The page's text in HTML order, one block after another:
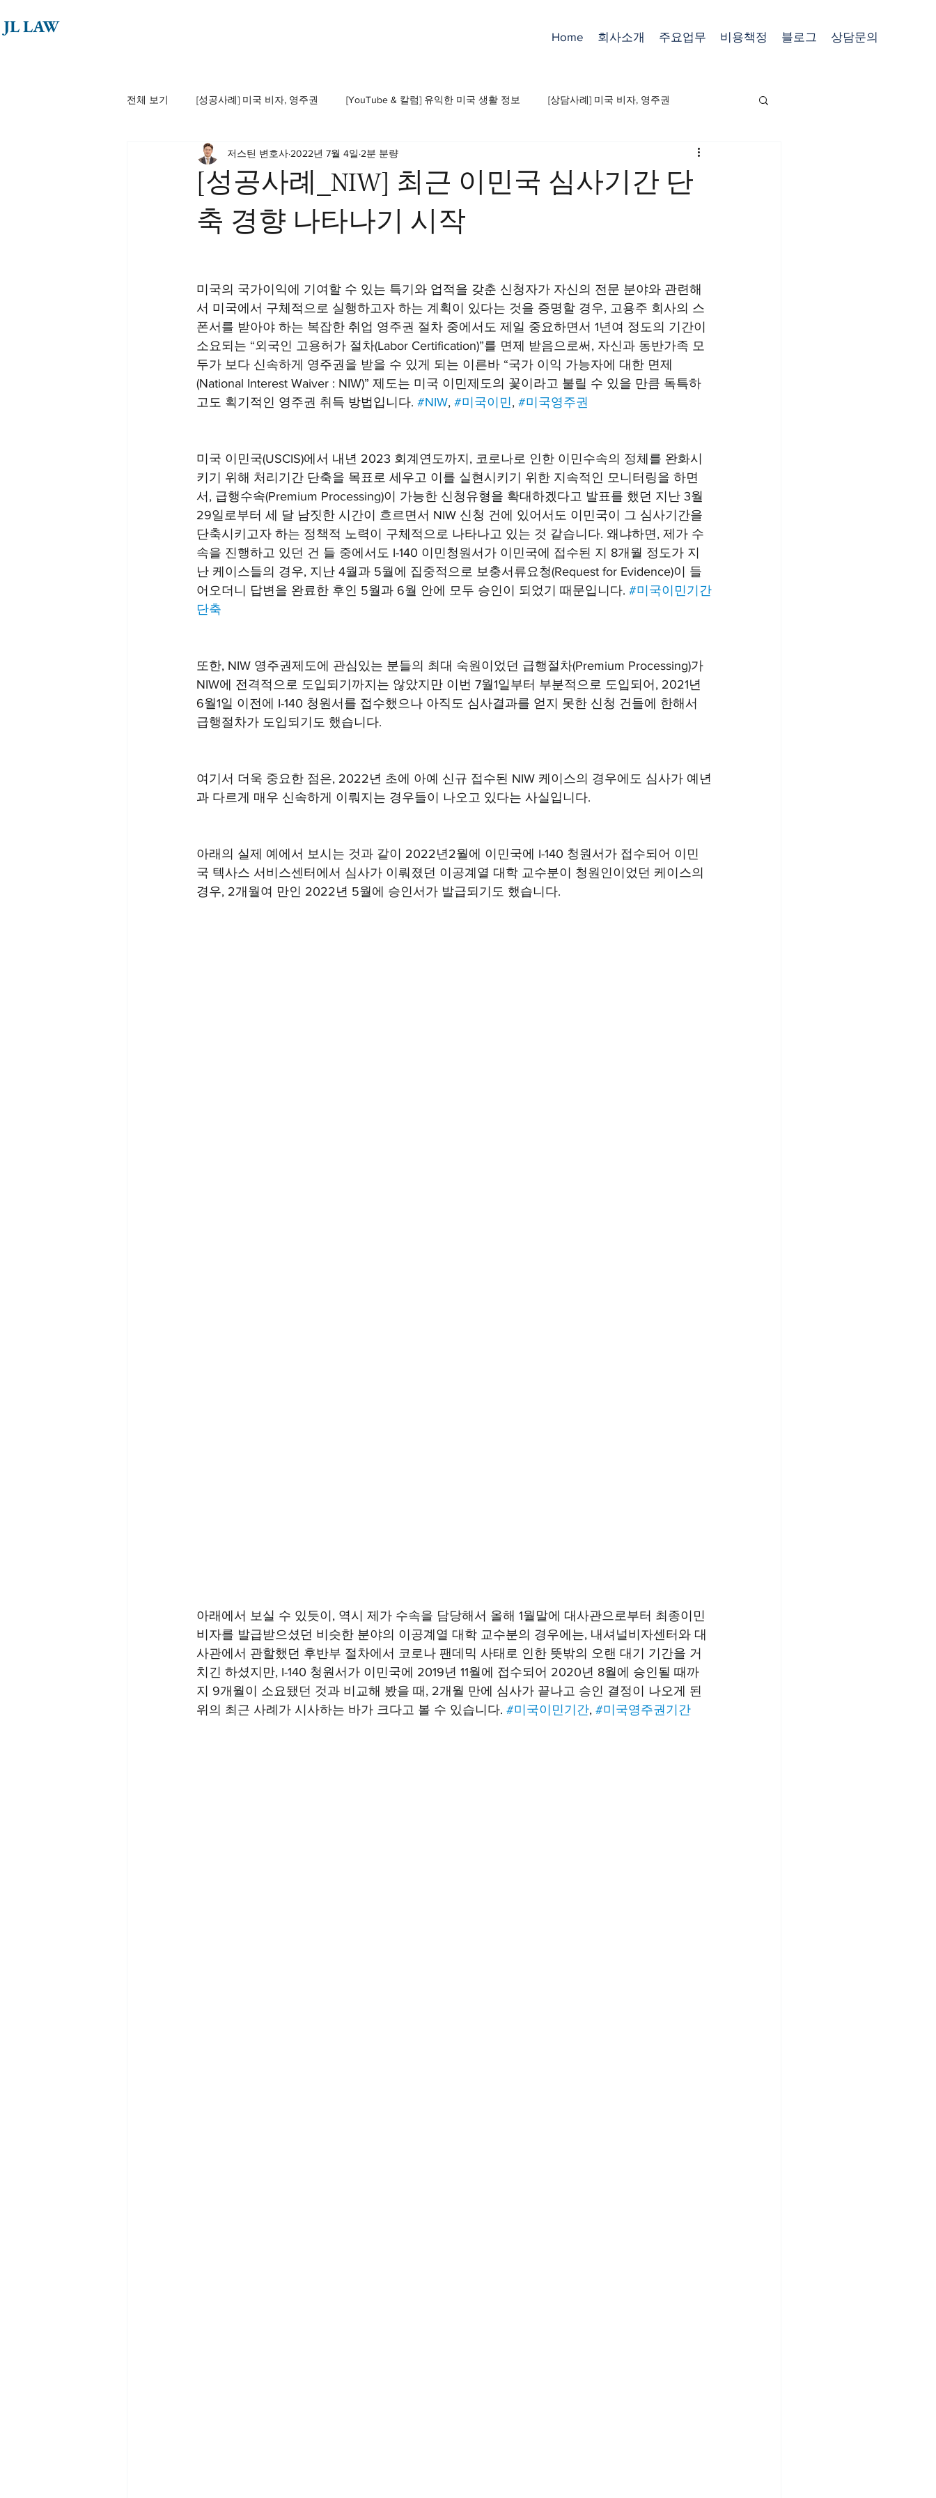
Home 회사소개 주요업무 비용책정 블로그 상담문의
JL LAW
전체 보기 [성공사례] 미국 비자, 영주권 [YouTube & 칼럼] 유익한 미국 생활 정보 [상담사례] 미국 비자, 영주권
[성공사례_NIW] 최근 이민국 심사기간 단
축 경향 나타나기 시작
저스틴 변호사 2022년 7월 4일 2분 분량
미국의 국가이익에 기여할 수 있는 특기와 업적을 갖춘 신청자가 자신의 전문 분야와 관련해
서 미국에서 구체적으로 실행하고자 하는 계획이 있다는 것을 증명할 경우, 고용주 회사의 스
폰서를 받아야 하는 복잡한 취업 영주권 절차 중에서도 제일 중요하면서 1년여 정도의 기간이
소요되는 “외국인 고용허가 절차(Labor Certification)”를 면제 받음으로써, 자신과 동반가족 모
두가 보다 신속하게 영주권을 받을 수 있게 되는 이른바 “국가 이익 가능자에 대한 면제
(National Interest Waiver : NIW)” 제도는 미국 이민제도의 꽃이라고 불릴 수 있을 만큼 독특하
고도 획기적인 영주권 취득 방법입니다. #NIW, #미국이민, #미국영주권
미국 이민국(USCIS)에서 내년 2023 회계연도까지, 코로나로 인한 이민수속의 정체를 완화시
키기 위해 처리기간 단축을 목표로 세우고 이를 실현시키기 위한 지속적인 모니터링을 하면
서, 급행수속(Premium Processing)이 가능한 신청유형을 확대하겠다고 발표를 했던 지난 3월
29일로부터 세 달 남짓한 시간이 흐르면서 NIW 신청 건에 있어서도 이민국이 그 심사기간을
단축시키고자 하는 정책적 노력이 구체적으로 나타나고 있는 것 같습니다. 왜냐하면, 제가 수
속을 진행하고 있던 건 들 중에서도 I-140 이민청원서가 이민국에 접수된 지 8개월 정도가 지
난 케이스들의 경우, 지난 4월과 5월에 집중적으로 보충서류요청(Request for Evidence)이 들
어오더니 답변을 완료한 후인 5월과 6월 안에 모두 승인이 되었기 때문입니다. #미국이민기간
단축
또한, NIW 영주권제도에 관심있는 분들의 최대 숙원이었던 급행절차(Premium Processing)가
NIW에 전격적으로 도입되기까지는 않았지만 이번 7월1일부터 부분적으로 도입되어, 2021년
6월1일 이전에 I-140 청원서를 접수했으나 아직도 심사결과를 얻지 못한 신청 건들에 한해서
급행절차가 도입되기도 했습니다.
여기서 더욱 중요한 점은, 2022년 초에 아예 신규 접수된 NIW 케이스의 경우에도 심사가 예년
과 다르게 매우 신속하게 이뤄지는 경우들이 나오고 있다는 사실입니다.
아래의 실제 예에서 보시는 것과 같이 2022년2월에 이민국에 I-140 청원서가 접수되어 이민
국 텍사스 서비스센터에서 심사가 이뤄졌던 이공계열 대학 교수분이 청원인이었던 케이스의
경우, 2개월여 만인 2022년 5월에 승인서가 발급되기도 했습니다.
아래에서 보실 수 있듯이, 역시 제가 수속을 담당해서 올해 1월말에 대사관으로부터 최종이민
비자를 발급받으셨던 비슷한 분야의 이공계열 대학 교수분의 경우에는, 내셔널비자센터와 대
사관에서 관할했던 후반부 절차에서 코로나 팬데믹 사태로 인한 뜻밖의 오랜 대기 기간을 거
치긴 하셨지만, I-140 청원서가 이민국에 2019년 11월에 접수되어 2020년 8월에 승인될 때까
지 9개월이 소요됐던 것과 비교해 봤을 때, 2개월 만에 심사가 끝나고 승인 결정이 나오게 된
위의 최근 사례가 시사하는 바가 크다고 볼 수 있습니다. #미국이민기간, #미국영주권기간